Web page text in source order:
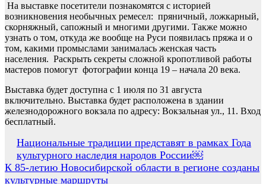
На выставке посетители познакомятся с историей
возникновения необычных ремесел: пряничный, ложкарный,
скорняжный, сапожный и многими другими. Также можно
узнать о том, откуда же вообще на Руси появилась пряжа и о
том, какими промыслами занималась женская часть
населения. Раскрыть секреты сложной кропотливой работы
мастеров помогут фотографии конца 19 – начала 20 века.
Выставка будет доступна с 1 июля по 31 августа
включительно. Выставка будет расположена в здании
железнодорожного вокзала по адресу: Вокзальная ул., 11. Вход
бесплатный.
Навигация
по
записям
Национальные традиции представят в рамках Года
культурного наследия народов России￼
К 85-летию Новосибирской области в регионе созданы
культурные маршруты